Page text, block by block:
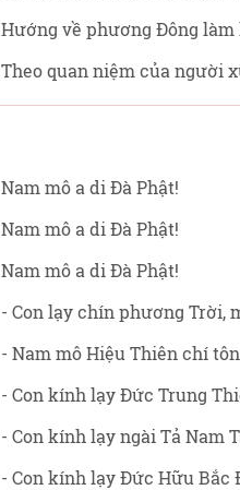
Hướng về phương Đông làm
Theo quan niệm của người
Nam mô a di Đà Phật!
Nam mô a di Đà Phật!
Nam mô a di Đà Phật!
- Con lạy chín phương Trời,
- Nam mô Hiệu Thiên chí
- Con kính lạy Đức Trung
- Con kính lạy ngài Tả Nam
- Con kính lạy Đức Hữu Bắc